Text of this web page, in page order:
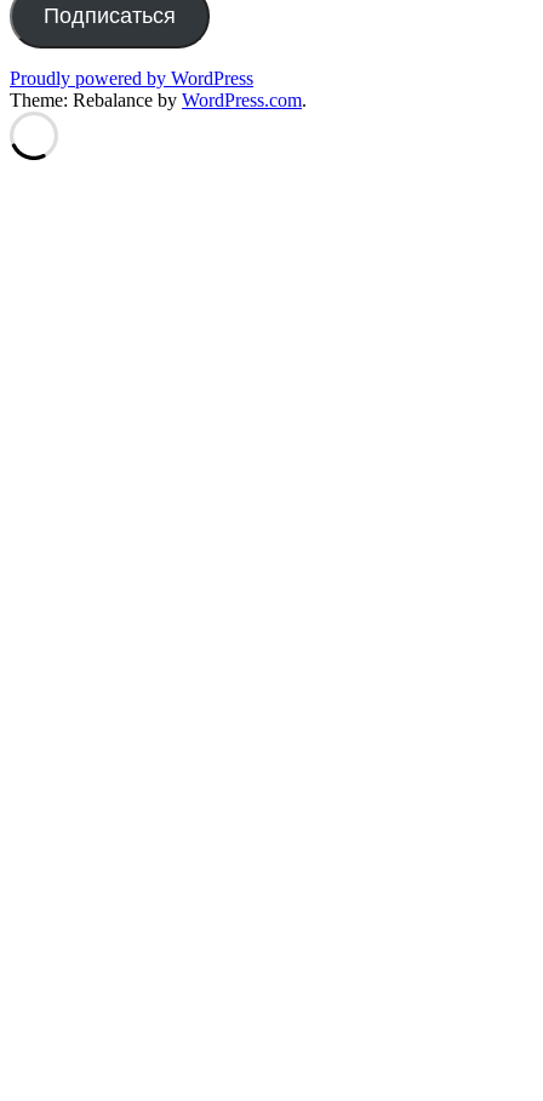
Подписаться
Proudly powered by WordPress
Theme: Rebalance by WordPress.com.